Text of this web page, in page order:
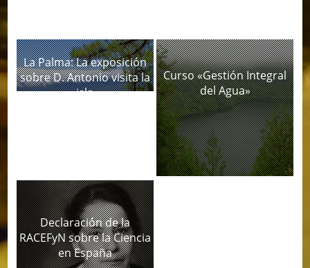
La Palma: La exposición
sobre D. Antonio visita la
isla
Curso «Gestión Integral
del Agua»
Declaración de la
RACEFyN sobre la Ciencia
en España